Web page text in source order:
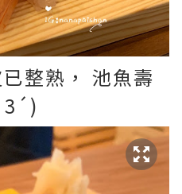
整熟， 池魚壽